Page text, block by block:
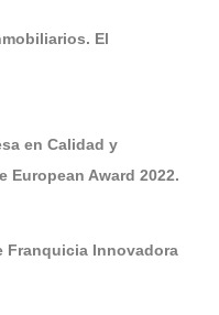
El
en Calidad y
European Award 2022.
Franquicia Innovadora